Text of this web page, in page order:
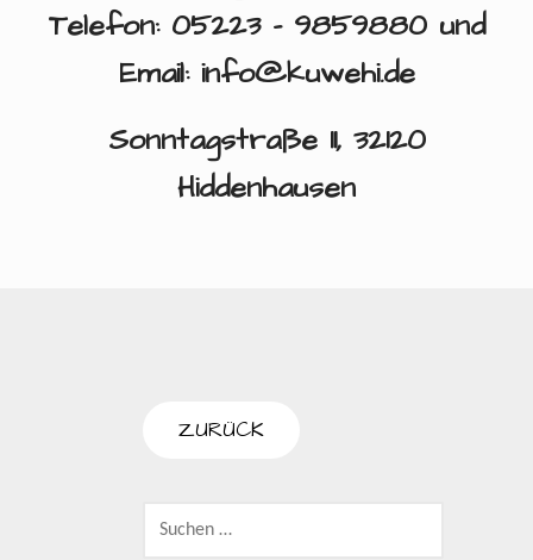
Telefon: 05223 – 9859880 und
Email: info@kuwehi.de
Sonntagstraße 11, 32120
Hiddenhausen
NACH: